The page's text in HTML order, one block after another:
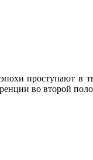
проступают в
во второй